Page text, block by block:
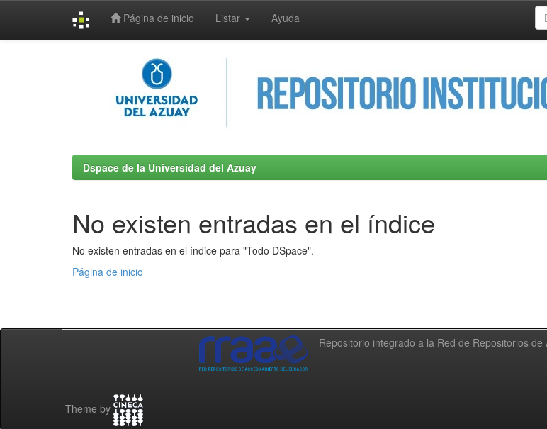
Página de inicio Listar Ayuda
Dspace de la Universidad del Azuay
No existen entradas en el índice
No existen entradas en el índice para "Todo DSpace".
Página de inicio
Repositorio integrado a la Red de Repositorios
Theme by